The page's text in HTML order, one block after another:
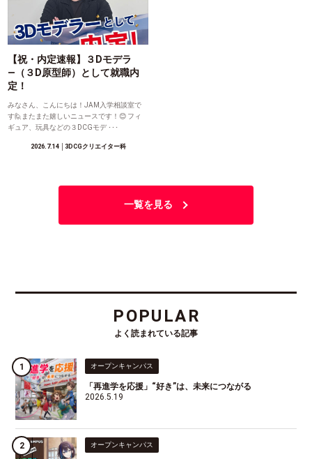
【祝・内定速報】３Dモデラ
―（３D原型師）として就職内
定！
みなさん、こんにちは！JAM入学相談室で
す🙋またまた嬉しいニュースです！😊 フィ
ギュア、玩具などの３DCGモデ ･･･
2026.7.14│3DCGクリエイター科
一覧を見る
POPULAR
よく読まれている記事
オープンキャンパス
「再進学を応援」“好き”は、未来につながる
2026.5.19
オープンキャンパス